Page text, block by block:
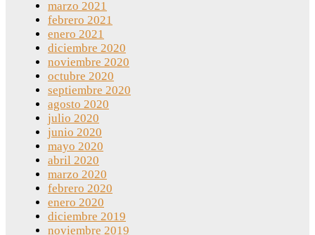
marzo 2021
febrero 2021
enero 2021
diciembre 2020
noviembre 2020
octubre 2020
septiembre 2020
agosto 2020
julio 2020
junio 2020
mayo 2020
abril 2020
marzo 2020
febrero 2020
enero 2020
diciembre 2019
noviembre 2019